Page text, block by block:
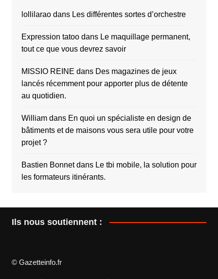
lollilaraodans Les différentes sortes d’orchestre
Expression tatoodans Le maquillage permanent,
tout ce que vous devrez savoir
MISSIO REINE dans Des magazines de jeux
lancés récemment pour apporter plus de détente
au quotidien.
Williamdans En quoi un spécialiste en design de
bâtiments et de maisons vous sera utile pour votre
projet ?
Bastien Bonnetdans Le tbi mobile, la solution pour
les formateurs itinérants.
Ils nous soutiennent :
© Gazetteinfo.fr